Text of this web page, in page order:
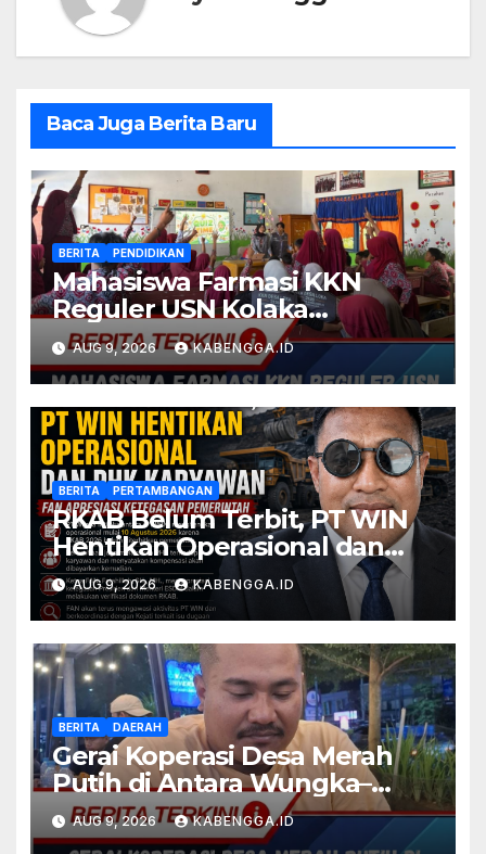
Baca Juga Berita Baru
BERITA PENDIDIKAN
Mahasiswa Farmasi KKN
Reguler USN Kolaka
Kenalkan Apoteker Cilik
(APOCIL) di SD Negeri 1 Loka
AUG 9, 2026 KABENGGA.ID
BERITA PERTAMBANGAN
RKAB Belum Terbit, PT WIN
Hentikan Operasional dan
PHK Karyawan, FAN Apresiasi
Ketegasan Pemerintah
AUG 9, 2026 KABENGGA.ID
BERITA DAERAH
Gerai Koperasi Desa Merah
Putih di Antara Wungka–
Komala Disorot, Bung R W
Minta Pemerintah Buka Data
AUG 9, 2026 KABENGGA.ID